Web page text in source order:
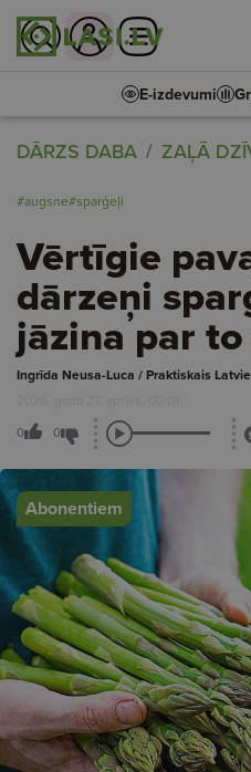
E-izdevumi
DĀRZS DABA ZAĻĀ
#augsne#sparģeļi
Vērtīgie
dārzeņi
jāzina par
Ingrīda Neusa-Luca / Praktiskais
2026. gada 27. aprīlis, 00:01
0 0
Abonentiem